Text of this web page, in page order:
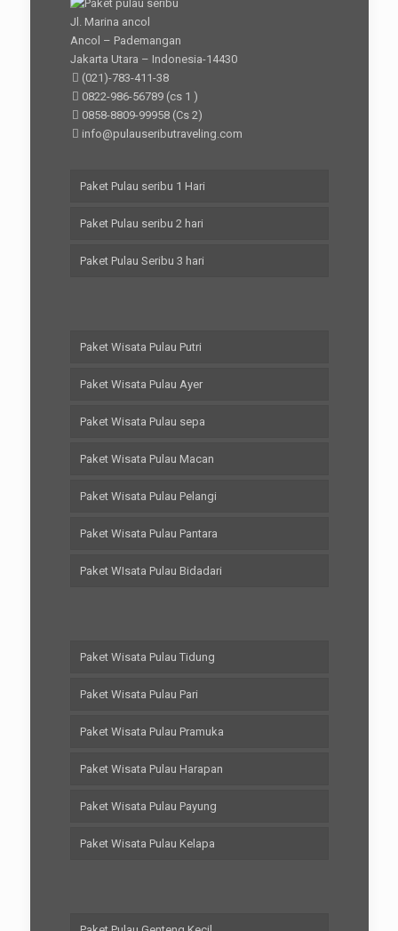
Jl. Marina ancol
Ancol – Pademangan
Jakarta Utara – Indonesia-14430
(021)-783-411-38
0822-986-56789(cs 1 )
0858-8809-99958(Cs 2)
info@pulauseributraveling.com
Paket Pulau seribu 1 Hari
Paket Pulau seribu 2 hari
Paket Pulau Seribu 3 hari
Paket Wisata Pulau Putri
Paket Wisata Pulau Ayer
Paket Wisata Pulau sepa
Paket Wisata Pulau Macan
Paket Wisata Pulau Pelangi
Paket Wisata Pulau Pantara
Paket WIsata Pulau Bidadari
Paket Wisata Pulau Tidung
Paket Wisata Pulau Pari
Paket Wisata Pulau Pramuka
Paket Wisata Pulau Harapan
Paket Wisata Pulau Payung
Paket Wisata Pulau Kelapa